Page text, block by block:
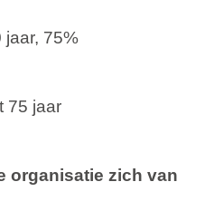
jaar, 75%
75 jaar
organisatie zich van